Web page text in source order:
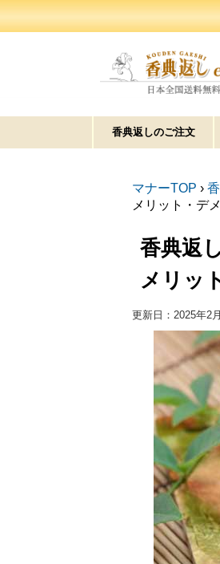
香典返しのご注文
マナーTOP ›
メリット・デ
香典返
メリッ
更新日： 2025年2